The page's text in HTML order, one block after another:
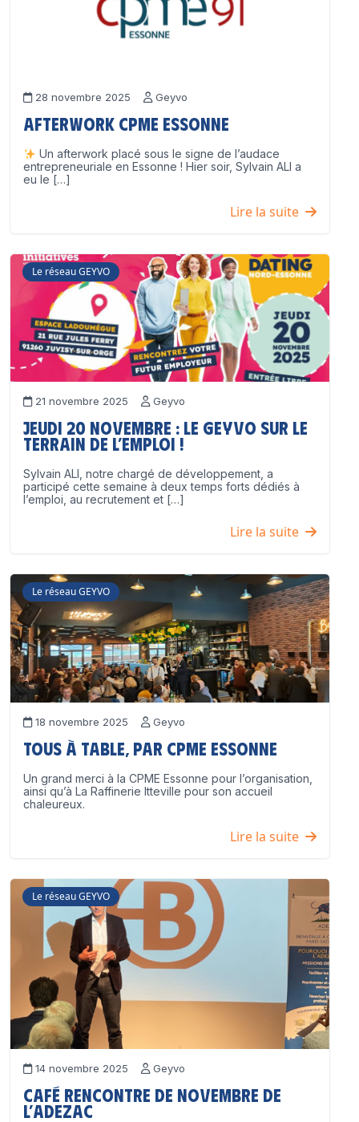
28 novembre 2025 Geyvo
Afterwork CPME Essonne
Un afterwork placé sous le signe de l’audace
entrepreneuriale en Essonne ! Hier soir, Sylvain ALI a
eu le […]
Lire la suite
Le réseau GEYVO
21 novembre 2025 Geyvo
Jeudi 20 novembre : le GEYVO sur le
terrain de l’emploi !
Sylvain ALI, notre chargé de développement, a
participé cette semaine à deux temps forts dédiés à
l’emploi, au recrutement et […]
Lire la suite
Le réseau GEYVO
18 novembre 2025 Geyvo
Tous à table, par CPME Essonne
Un grand merci à la CPME Essonne pour l’organisation,
ainsi qu’à La Raffinerie Itteville pour son accueil
chaleureux.
Lire la suite
Le réseau GEYVO
14 novembre 2025 Geyvo
Café Rencontre de Novembre de
l’ADEZAC